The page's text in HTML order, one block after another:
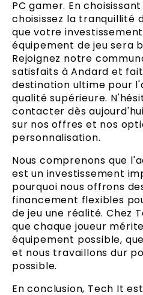
PC gamer. En
choisissez la tranquillité
que votre
équipement de jeu sera
Rejoignez notre
satisfaits à Andard et
destination ultime pour
qualité supérieure.
contacter dès
sur nos offres et nos
personnalisation.
Nous comprenons que
est un investissement
pourquoi nous offrons
financement flexibles
de jeu une réalité. Chez
que chaque joueur
équipement possible,
et nous travaillons dur
possible.
En conclusion, Tech It